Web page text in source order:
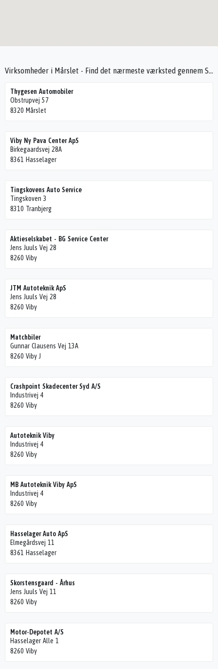
Virksomheder i Mårslet - Find det nærmeste værksted gennem Seek4Cars
Thygesen Automobiler
Obstrupvej 57
8320 Mårslet
Viby Ny Pava Center ApS
Birkegaardsvej 28A
8361 Hasselager
Tingskovens Auto Service
Tingskoven 3
8310 Tranbjerg
Aktieselskabet - BG Service Center
Jens Juuls Vej 28
8260 Viby
JTM Autoteknik ApS
Jens Juuls Vej 28
8260 Viby
Matchbiler
Gunnar Clausens Vej 13A
8260 Viby J
Crashpoint Skadecenter Syd A/S
Industrivej 4
8260 Viby
Autoteknik Viby
Industrivej 4
8260 Viby
MB Autoteknik Viby ApS
Industrivej 4
8260 Viby
Hasselager Auto ApS
Elmegårdsvej 11
8361 Hasselager
Skorstensgaard - Århus
Jens Juuls Vej 11
8260 Viby
Motor-Depotet A/S
Hasselager Alle 1
8260 Viby